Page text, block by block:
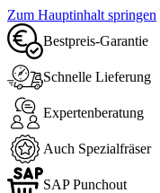
Zum Hauptinhalt springen
Bestpreis-Garantie
Schnelle Lieferung
Expertenberatung
Auch Spezialfräser
SAP Punchout